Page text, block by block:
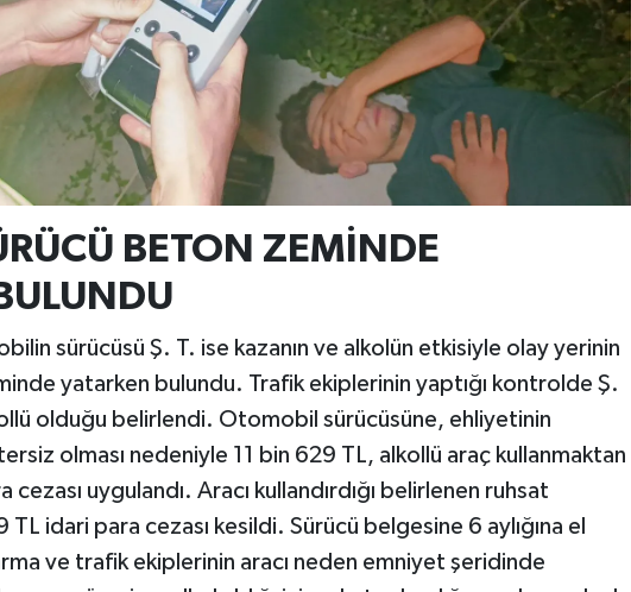
BETON ZEMİNDE
sürücüsü Ş. T. ise kazanın ve alkolün etkisiyle olay yerinin
yatarken bulundu. Trafik ekiplerinin yaptığı kontrolde Ş.
olduğu belirlendi. Otomobil sürücüsüne, ehliyetinin
olması nedeniyle 11 bin 629 TL, alkollü araç kullanmaktan
uygulandı. Aracı kullandırdığı belirlenen ruhsat
idari para cezası kesildi. Sürücü belgesine 6 aylığına el
ve trafik ekiplerinin aracı neden emniyet şeridinde